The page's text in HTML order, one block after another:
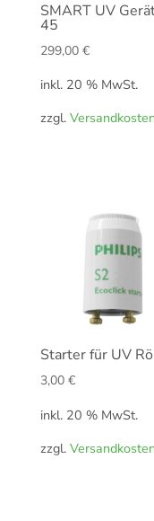
SMART UV
45
299,00 €
inkl. 20 % MwSt.
zzgl. Versandkosten
Starter für UV
3,00 €
inkl. 20 % MwSt.
zzgl. Versandkosten